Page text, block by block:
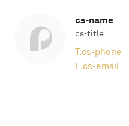
cs-name
cs-title
T.cs-phone
E.cs-email